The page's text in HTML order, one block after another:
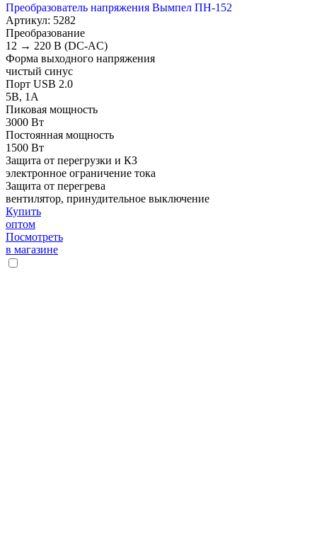
Преобразователь напряжения Вымпел ПН-152
Артикул: 5282
Преобразование
12 → 220 В (DC-AC)
Форма выходного напряжения
чистый синус
Порт USB 2.0
5В, 1А
Пиковая мощность
3000 Вт
Постоянная мощность
1500 Вт
Защита от перегрузки и КЗ
электронное ограничение тока
Защита от перегрева
вентилятор, принудительное выключение
Купить
оптом
Посмотреть
в магазине